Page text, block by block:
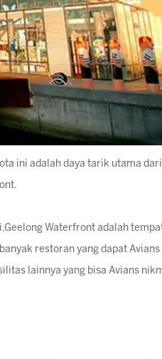
ini adalah daya tarik utama
Waterfront adalah
restoran yang dapat
lainnya yang bisa Avians